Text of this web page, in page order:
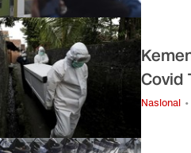
Covid
Nasional